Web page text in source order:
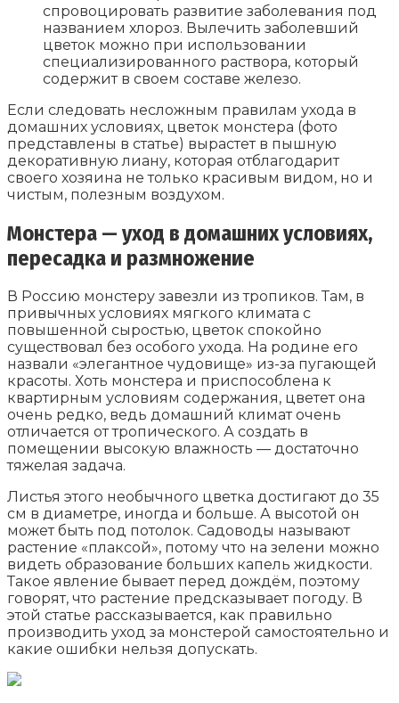
спровоцировать развитие заболевания под
названием хлороз. Вылечить заболевший
цветок можно при использовании
специализированного раствора, который
содержит в своем составе железо.
Если следовать несложным правилам ухода в
домашних условиях, цветок монстера (фото
представлены в статье) вырастет в пышную
декоративную лиану, которая отблагодарит
своего хозяина не только красивым видом, но и
чистым, полезным воздухом.
Монстера — уход в домашних условиях,
пересадка и размножение
В Россию монстеру завезли из тропиков. Там, в
привычных условиях мягкого климата с
повышенной сыростью, цветок спокойно
существовал без особого ухода. На родине его
назвали «элегантное чудовище» из-за пугающей
красоты. Хоть монстера и приспособлена к
квартирным условиям содержания, цветет она
очень редко, ведь домашний климат очень
отличается от тропического. А создать в
помещении высокую влажность — достаточно
тяжелая задача.
Листья этого необычного цветка достигают до 35
см в диаметре, иногда и больше. А высотой он
может быть под потолок. Садоводы называют
растение «плаксой», потому что на зелени можно
видеть образование больших капель жидкости.
Такое явление бывает перед дождём, поэтому
говорят, что растение предсказывает погоду. В
этой статье рассказывается, как правильно
производить уход за монстерой самостоятельно и
какие ошибки нельзя допускать.